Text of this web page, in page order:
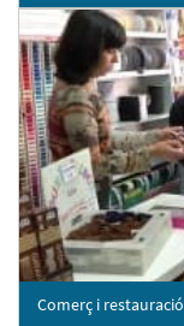
Comerç i restauració